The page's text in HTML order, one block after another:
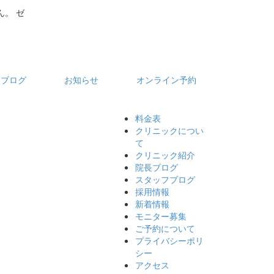
。 ゼ
ログ お知らせ オンライン予約
料金表
クリニックについ
て
クリニック紹介
院長ブログ
スタッフブログ
採用情報
新着情報
モニター募集
ご予約について
プライバシーポリ
シー
アクセス